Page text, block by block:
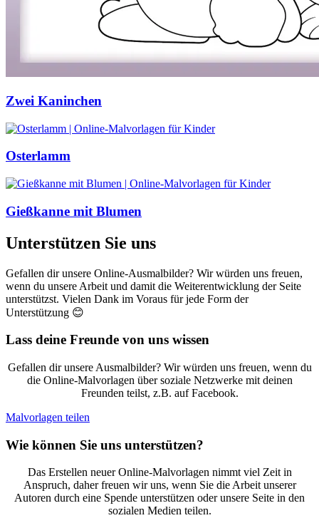
Zwei Kaninchen
Osterlamm
Gießkanne mit Blumen
Unterstützen Sie uns
Gefallen dir unsere Online-Ausmalbilder? Wir würden uns freuen,
wenn du unsere Arbeit und damit die Weiterentwicklung der Seite
unterstützst. Vielen Dank im Voraus für jede Form der
Unterstützung 😊
Lass deine Freunde von uns wissen
Gefallen dir unsere Ausmalbilder? Wir würden uns freuen, wenn du
die Online-Malvorlagen über soziale Netzwerke mit deinen
Freunden teilst, z.B. auf Facebook.
Malvorlagen teilen
Wie können Sie uns unterstützen?
Das Erstellen neuer Online-Malvorlagen nimmt viel Zeit in
Anspruch, daher freuen wir uns, wenn Sie die Arbeit unserer
Autoren durch eine Spende unterstützen oder unsere Seite in den
sozialen Medien teilen.